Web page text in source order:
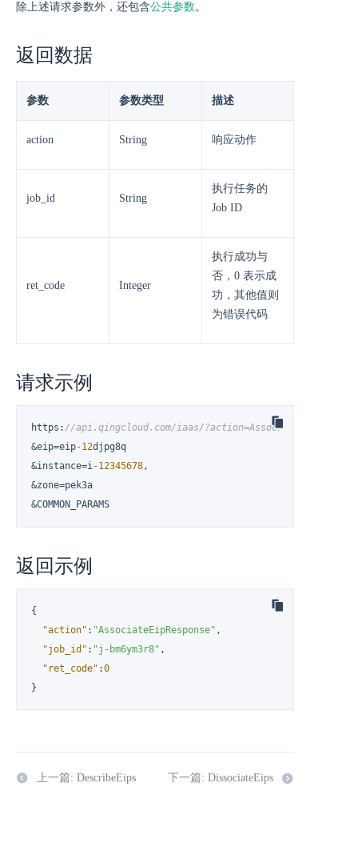
除上述请求参数外，还包含公共参数。
返回数据
参数 参数类型 描述
action String 响应动作
job_id String
执行任务的
Job ID
ret_code Integer
执行成功与
否，0 表示成
功，其他值则
为错误代码
请求示例
https : //api.qingcloud.com/iaas/?action=AssociateEip
&eip=eip-12djpg8q
&instance=i-12345678,
&zone=pek3a
&COMMON_PARAMS
返回示例
{
"action" : "AssociateEipResponse" ,
"job_id" : "j-bm6ym3r8" ,
"ret_code" :0
}
上一篇: DescribeEips 下一篇: DissociateEips